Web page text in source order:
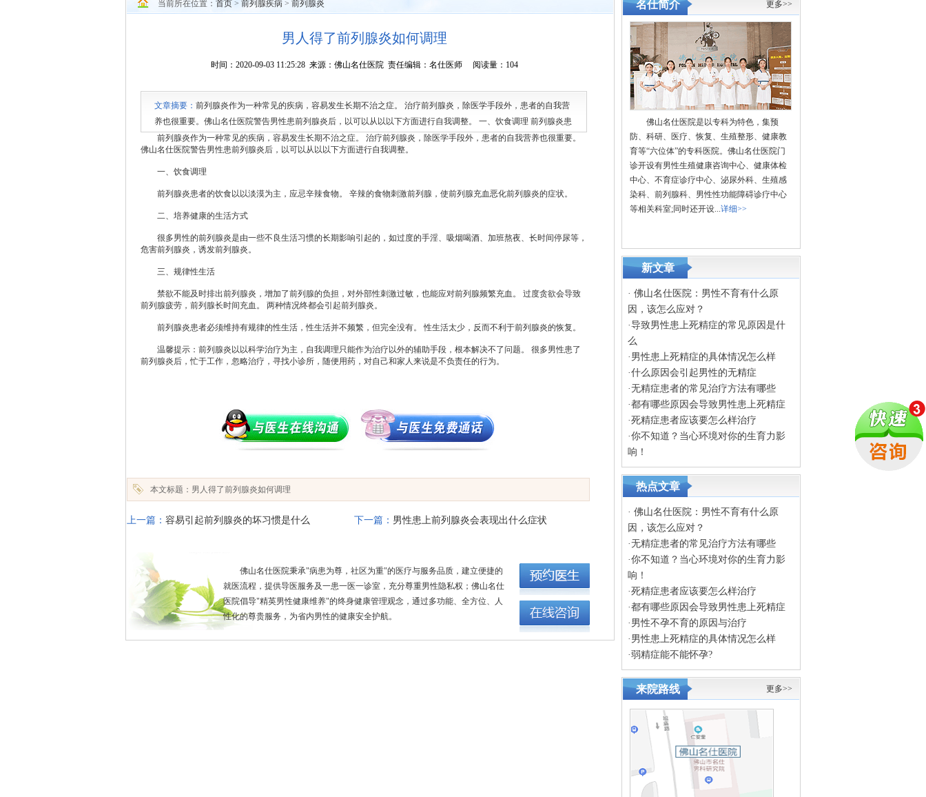
当前所在位置： 首页 > 前列腺疾病 > 前列腺炎
男人得了前列腺炎如何调理
时间：2020-09-03 11:25:28 来源：佛山名仕医院 责任编辑：名仕医师 阅读量：104
文章摘要： 前列腺炎作为一种常见的疾病，容易发生长期不治之症。 治疗前列腺炎，除医学手段外，患者的自我营
养也很重要。佛山名仕医院警告男性患前列腺炎后，以可以从以以下方面进行自我调整。 一、饮食调理 前列腺炎患
者的饮食以以淡漠为主，应忌辛辣食物。 辛辣
前列腺炎作为一种常见的疾病，容易发生长期不治之症。 治疗前列腺炎，除医学手段外，患者的自我营养也很重要。
佛山名仕医院警告男性患前列腺炎后，以可以从以以下方面进行自我调整。
一、饮食调理
前列腺炎患者的饮食以以淡漠为主，应忌辛辣食物。 辛辣的食物刺激前列腺，使前列腺充血恶化前列腺炎的症状。
二、培养健康的生活方式
很多男性的前列腺炎是由一些不良生活习惯的长期影响引起的，如过度的手淫、吸烟喝酒、加班熬夜、长时间停尿等，
危害前列腺炎，诱发前列腺炎。
三、规律性生活
禁欲不能及时排出前列腺炎，增加了前列腺的负担，对外部性刺激过敏，也能应对前列腺频繁充血。 过度贪欲会导致
前列腺疲劳，前列腺长时间充血。 两种情况终都会引起前列腺炎。
前列腺炎患者必须维持有规律的性生活，性生活并不频繁，但完全没有。 性生活太少，反而不利于前列腺炎的恢复。
温馨提示：前列腺炎以以科学治疗为主，自我调理只能作为治疗以外的辅助手段，根本解决不了问题。 很多男性患了
前列腺炎后，忙于工作，忽略治疗，寻找小诊所，随便用药，对自己和家人来说是不负责任的行为。
本文标题：男人得了前列腺炎如何调理
上一篇： 容易引起前列腺炎的坏习惯是什么 下一篇： 男性患上前列腺炎会表现出什么症状
佛山名仕医院秉承"病患为尊，社区为重"的医疗与服务品质，建立便捷的
就医流程，提供导医服务及一患一医一诊室，充分尊重男性隐私权；佛山名仕
医院倡导"精英男性健康维养"的终身健康管理观念，通过多功能、全方位、人
性化的尊贵服务，为省内男性的健康安全护航。
名仕简介 更多>>
佛山名仕医院是以专科为特色，集预
防、科研、医疗、恢复、生殖整形、健康教
育等“六位体”的专科医院。佛山名仕医院门
诊开设有男性生殖健康咨询中心、健康体检
中心、不育症诊疗中心、泌尿外科、生殖感
染科、前列腺科、男性性功能障碍诊疗中心
等相关科室;同时还开设...详细>>
新文章
· 佛山名仕医院：男性不育有什么原
因，该怎么应对？
·导致男性患上死精症的常见原因是什
么
· 男性患上死精症的具体情况怎么样
·什么原因会引起男性的无精症
·无精症患者的常见治疗方法有哪些
·都有哪些原因会导致男性患上死精症
·死精症患者应该要怎么样治疗
·你不知道？当心环境对你的生育力影
响！
热点文章
· 佛山名仕医院：男性不育有什么原
因，该怎么应对？
·无精症患者的常见治疗方法有哪些
·你不知道？当心环境对你的生育力影
响！
·死精症患者应该要怎么样治疗
·都有哪些原因会导致男性患上死精症
· 男性不孕不育的原因与治疗
· 男性患上死精症的具体情况怎么样
·弱精症能不能怀孕?
来院路线 更多>>